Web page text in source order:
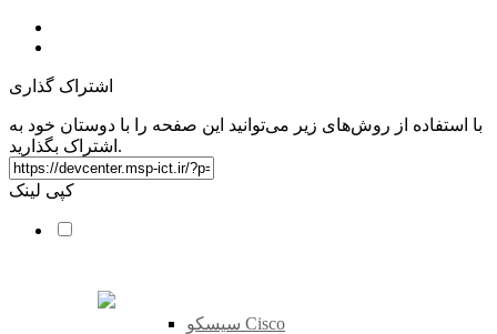
اشتراک گذاری
با استفاده از روش‌های زیر می‌توانید این صفحه را با دوستان خود به
اشتراک بگذارید.
کپی لینک
سیسکو Cisco